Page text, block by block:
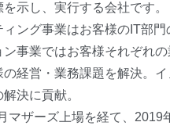
示し、実行する会社です。
ィング事業はお客様のIT部
ン事業ではお客様それぞれ
の経営・業務課題を解決。
決に貢献。
マザーズ上場を経て、2019